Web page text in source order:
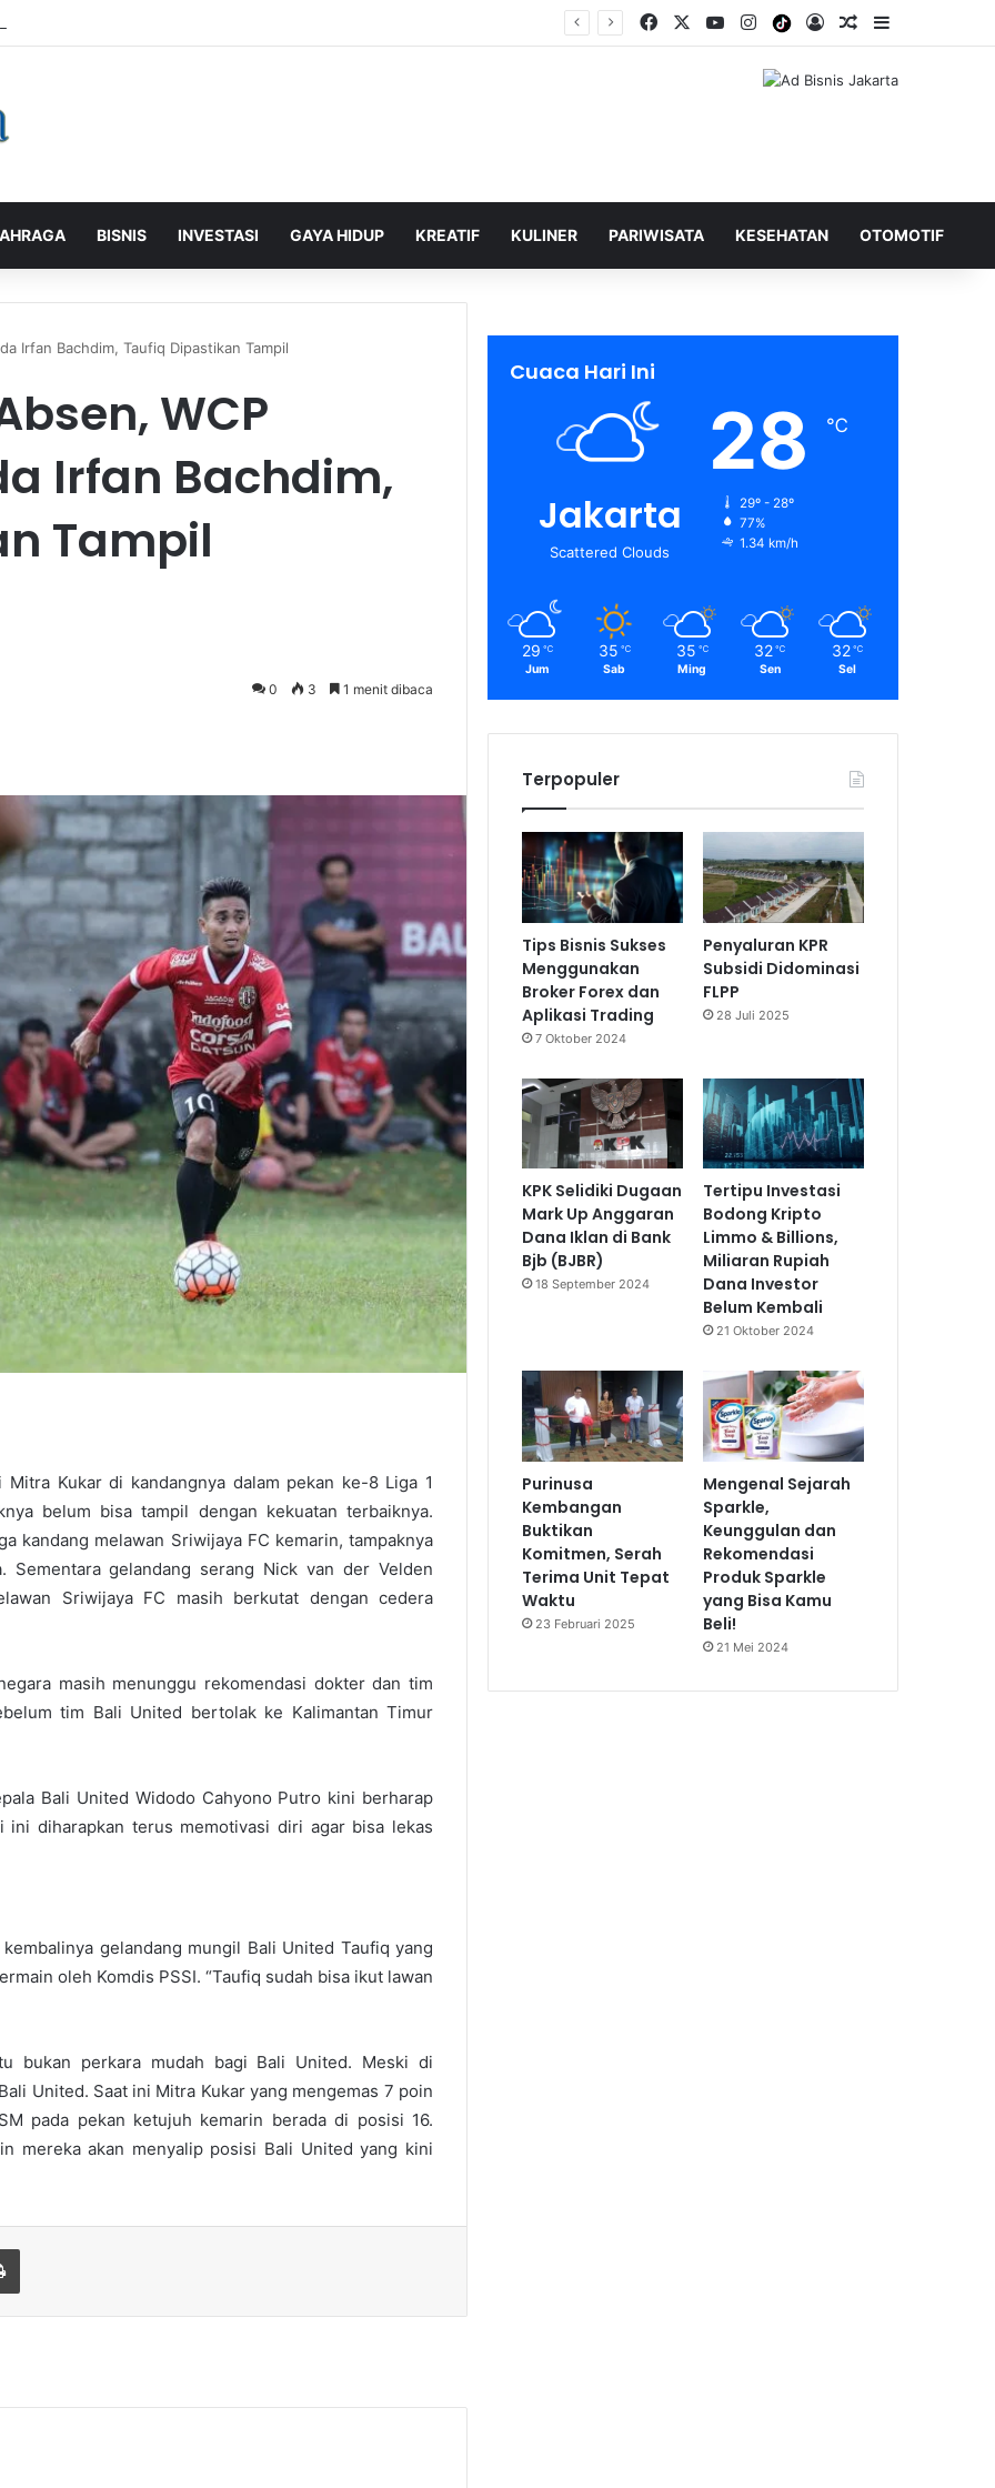
Pelanggan, PLN Icon Plus Sabet Tiga Penghargaan CCW 2026 Facebook YouTubeInstagramTiktokLog InShuffle Berita
BISNIS INVESTASI GAYA HIDUP KREATIF KULINER PARIWISATA KESEHATAN OTOMOTIF
Irfan Bachdim, Taufiq Dipastikan Tampil
WCP
Irfan Bachdim,
Tampil
0 3 1 menit dibaca
Mitra Kukar di kandangnya dalam pekan ke-8 Liga 1
belum bisa tampil dengan kekuatan terbaiknya.
kandang melawan Sriwijaya FC kemarin, tampaknya
Sementara gelandang serang Nick van der Velden
Sriwijaya FC masih berkutat dengan cedera
masih menunggu rekomendasi dokter dan tim
tim Bali United bertolak ke Kalimantan Timur
Bali United Widodo Cahyono Putro kini berharap
ini diharapkan terus memotivasi diri agar bisa lekas
gelandang mungil Bali United Taufiq yang
oleh Komdis PSSI. “Taufiq sudah bisa ikut lawan
bukan perkara mudah bagi Bali United. Meski di
United. Saat ini Mitra Kukar yang mengemas 7 poin
pada pekan ketujuh kemarin berada di posisi 16.
mereka akan menyalip posisi Bali United yang kini
Cuaca Hari Ini
Jakarta
Scattered Clouds
28 ℃
29º - 28º
77%
1.34 km/h
29 ℃
Jum
35 ℃
Sab
35 ℃
Ming
32 ℃
Sen
32 ℃
Sel
Terpopuler
Tips Bisnis Sukses
Menggunakan
Broker Forex dan
Aplikasi Trading
7 Oktober 2024
Penyaluran KPR
Subsidi Didominasi
FLPP
28 Juli 2025
KPK Selidiki Dugaan
Mark Up Anggaran
Dana Iklan di Bank
Bjb (BJBR)
18 September 2024
Tertipu Investasi
Bodong Kripto
Limmo & Billions,
Miliaran Rupiah
Dana Investor
Belum Kembali
21 Oktober 2024
Purinusa
Kembangan
Buktikan
Komitmen, Serah
Terima Unit Tepat
Waktu
23 Februari 2025
Mengenal Sejarah
Sparkle,
Keunggulan dan
Rekomendasi
Produk Sparkle
yang Bisa Kamu
Beli!
21 Mei 2024